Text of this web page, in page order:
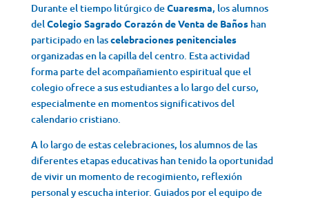
Durante el tiempo litúrgico deCuaresma, los alumnos
delColegio Sagrado Corazón de Venta de Bañoshan
participado en lascelebraciones penitenciales
organizadas en la capilla del centro. Esta actividad
forma parte del acompañamiento espiritual que el
colegio ofrece a sus estudiantes a lo largo del curso,
especialmente en momentos significativos del
calendario cristiano.
A lo largo de estas celebraciones, los alumnos de las
diferentes etapas educativas han tenido la oportunidad
de vivir un momento de recogimiento, reflexión
personal y escucha interior. Guiados por el equipo de